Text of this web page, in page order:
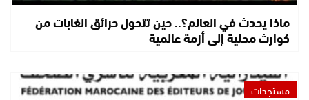
ماذا يحدث في العالم؟.. حين تتحول حرائق الغابات من
كوارث محلية إلى أزمة عالمية
مستجدات